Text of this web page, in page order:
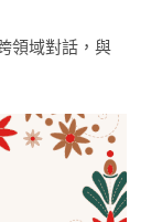
領域對話，與